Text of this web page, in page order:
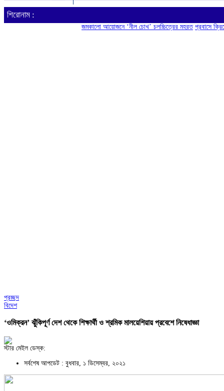
শিরোনাম :
জমকালো আয়োজনে ‘নীল চোখ’ চলচ্চিত্রের মহরত প্রবাসে ক্রিকেট ও
প্রচ্ছদ
বিদেশ
‘ওমিক্রন’ ঝুঁকিপূর্ণ দেশ থেকে শিক্ষার্থী ও শ্রমিক মালয়েশিয়ায় প্রবেশে নিষেধাজ্ঞা
স্টার মেইল ডেস্ক:
সর্বশেষ আপডেট : বুধবার, ১ ডিসেম্বর, ২০২১